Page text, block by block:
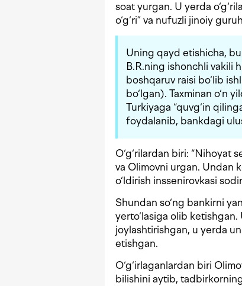
soat yurgan. U yerda
o‘g‘ri” va nufuzli jinoiy
Uning qayd etishicha,
B.R.ning ishonchli vakili
boshqaruv raisi bo‘lib
bo‘lgan). Taxminan o‘n
Turkiyaga “quvg‘in
foydalanib, bankdagi
O‘g‘rilardan biri: “Nihoyat
va Olimovni urgan. Undan
o‘ldirish inssenirovkasi
Shundan so‘ng bankirni
yerto‘lasiga olib
joylashtirishgan, u yerda
etishgan.
O‘g‘irlaganlardan biri
bilishini aytib,